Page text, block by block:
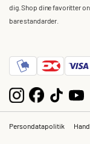
dig. Shop dine favoritter
bare standarder.
Persondatapolitik